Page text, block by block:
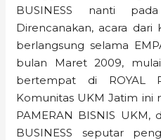
BUSINESS nanti
Direncanakan, acara
berlangsung selama
bulan Maret 2009,
bertempat di ROYAL
Komunitas UKM Jatim ini
PAMERAN BISNIS UKM,
BUSINESS seputar